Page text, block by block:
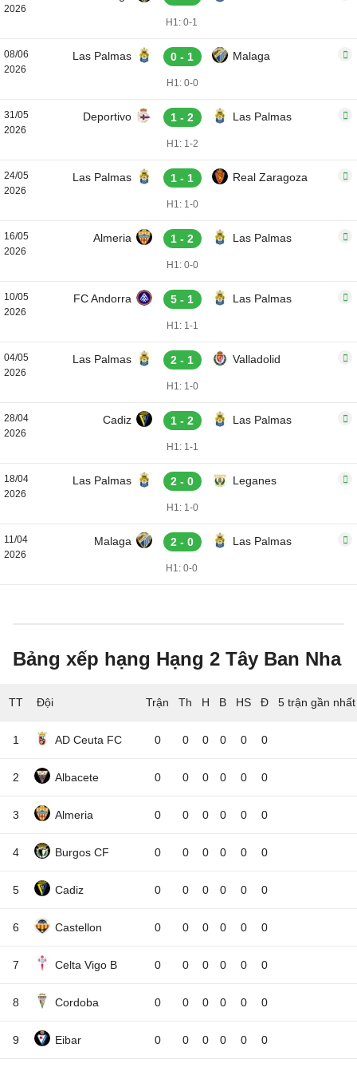
2026
H1: 0-1
08/06
2026
Las Palmas 0 - 1 Malaga
H1: 0-0
31/05
2026
Deportivo 1 - 2 Las Palmas
H1: 1-2
24/05
2026
Las Palmas 1 - 1 Real Zaragoza
H1: 1-0
16/05
2026
Almeria 1 - 2 Las Palmas
H1: 0-0
10/05
2026
FC Andorra 5 - 1 Las Palmas
H1: 1-1
04/05
2026
Las Palmas 2 - 1 Valladolid
H1: 1-0
28/04
2026
Cadiz 1 - 2 Las Palmas
H1: 1-1
18/04
2026
Las Palmas 2 - 0 Leganes
H1: 1-0
11/04
2026
Malaga 2 - 0 Las Palmas
H1: 0-0
Bảng xếp hạng Hạng 2 Tây Ban Nha
TT Đội 5 trận gần nhất
1 AD Ceuta FC 0 0 0 0 0 0
2 Albacete 0 0 0 0 0 0
3 Almeria 0 0 0 0 0 0
4 Burgos CF 0 0 0 0 0 0
5 Cadiz 0 0 0 0 0 0
6 Castellon 0 0 0 0 0 0
7 Celta Vigo B 0 0 0 0 0 0
8 Cordoba 0 0 0 0 0 0
9 Eibar 0 0 0 0 0 0